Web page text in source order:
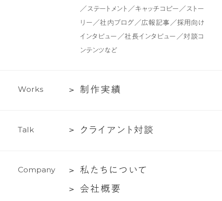
作・
テ
グ
／ステートメント／キャッチコピー／ストー
リー／社内ブログ／広報記事／採用向け
インタビュー／社長インタビュー／対談コ
ンテンツなど
Works
制
績
制 作実績
Talk
ク
ア
ン
ク ラ イ ア ン ト 対談
Company
私 私 た ち に つ いて
会 会社概要